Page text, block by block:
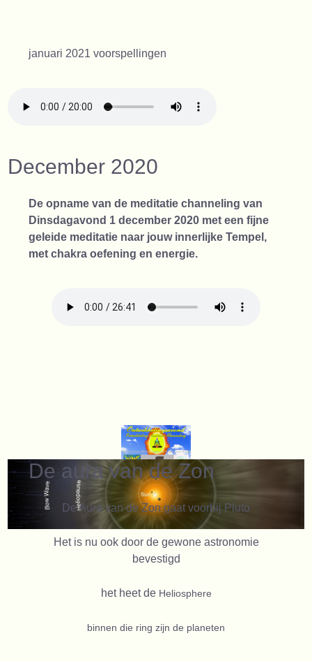
januari 2021 voorspellingen
December 2020
De opname van de meditatie channeling van
Dinsdagavond 1 december 2020 met een fijne
geleide meditatie naar jouw innerlijke Tempel,
met chakra oefening en energie.
De aura van de Zon
De Aura van de Zon gaat voorbij Pluto
Het is nu ook door de gewone astronomie
bevestigd
het heet de Heliosphere
binnen die ring zijn de planeten